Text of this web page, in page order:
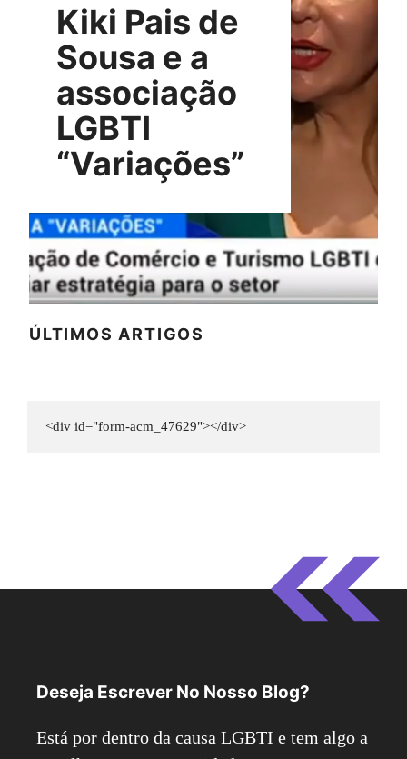
Kiki Pais de
Sousa e a
associação
LGBTI
“Variações”
ÚLTIMOS ARTIGOS
<div id="form-acm_47629"></div>
Deseja Escrever No Nosso Blog?
Está por dentro da causa LGBTI e tem algo a